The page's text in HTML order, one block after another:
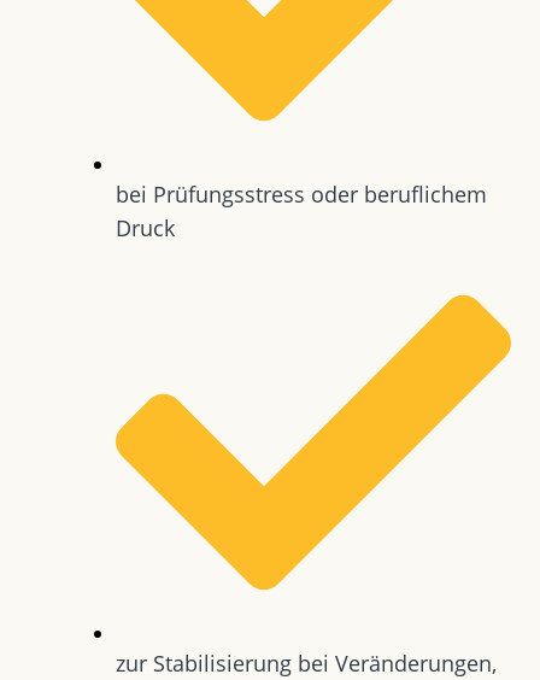
bei Prüfungsstress oder beruflichem
Druck
zur Stabilisierung bei Veränderungen,